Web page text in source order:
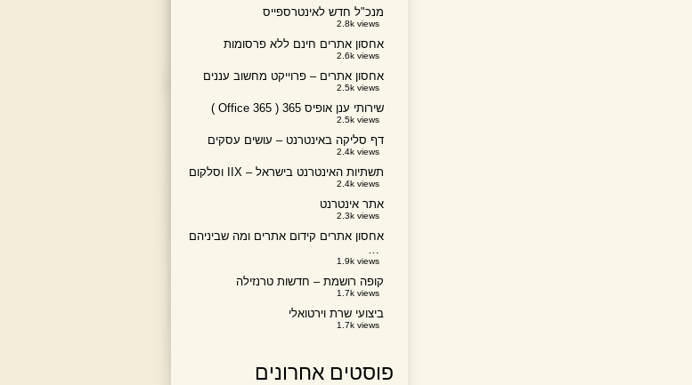
מנכ"ל חדש לאינטרספייס
2.8k views
אחסון אתרים חינם ללא פרסומות
2.6k views
אחסון אתרים – פרוייקט מחשוב עננים
2.5k views
שירותי ענן אופיס 365 ( Office 365 )
2.5k views
דף סליקה באינטרנט – עושים עסקים
2.4k views
תשתיות האינטרנט בישראל – IIX וסלקום
2.4k views
אתר אינטרנט
2.3k views
אחסון אתרים קידום אתרים ומה שביניהם
…
1.9k views
קופה רושמת – חדשות טרנזילה
1.7k views
ביצועי שרת וירטואלי
1.7k views
פוסטים אחרונים